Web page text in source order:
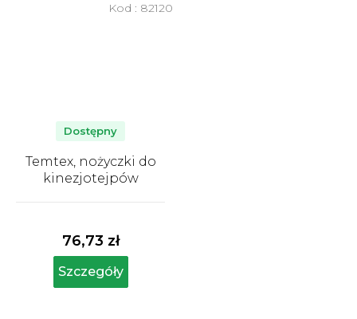
Temtex, nożyczki do
kinezjotejpów
produktu
wynosi
4,6
na
Dostępny
76,73 zł
Szczegóły
Kod : 82120